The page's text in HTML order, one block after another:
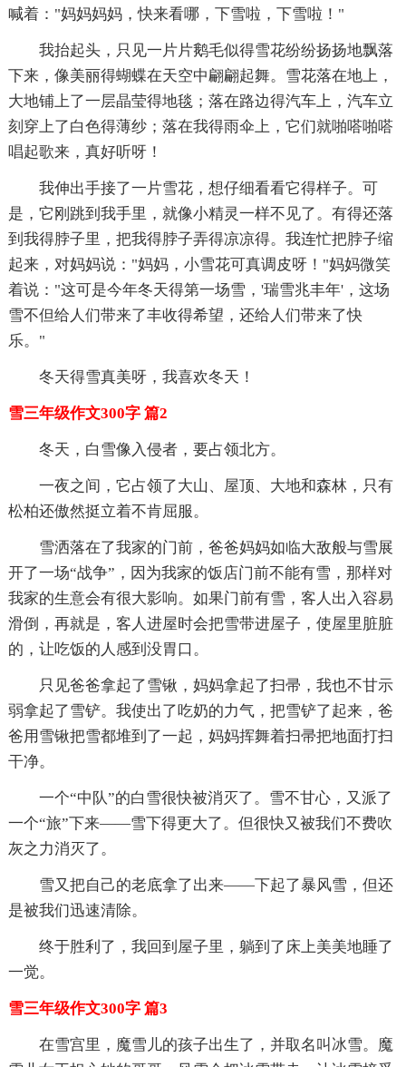
喊着："妈妈妈妈，快来看哪，下雪啦，下雪啦！"
我抬起头，只见一片片鹅毛似得雪花纷纷扬扬地飘落
下来，像美丽得蝴蝶在天空中翩翩起舞。雪花落在地上，
大地铺上了一层晶莹得地毯；落在路边得汽车上，汽车立
刻穿上了白色得薄纱；落在我得雨伞上，它们就啪嗒啪嗒
唱起歌来，真好听呀！
我伸出手接了一片雪花，想仔细看看它得样子。可
是，它刚跳到我手里，就像小精灵一样不见了。有得还落
到我得脖子里，把我得脖子弄得凉凉得。我连忙把脖子缩
起来，对妈妈说："妈妈，小雪花可真调皮呀！"妈妈微笑
着说："这可是今年冬天得第一场雪，'瑞雪兆丰年'，这场
雪不但给人们带来了丰收得希望，还给人们带来了快
乐。"
冬天得雪真美呀，我喜欢冬天！
雪三年级作文300字 篇2
冬天，白雪像入侵者，要占领北方。
一夜之间，它占领了大山、屋顶、大地和森林，只有
松柏还傲然挺立着不肯屈服。
雪洒落在了我家的门前，爸爸妈妈如临大敌般与雪展
开了一场“战争”，因为我家的饭店门前不能有雪，那样对
我家的生意会有很大影响。如果门前有雪，客人出入容易
滑倒，再就是，客人进屋时会把雪带进屋子，使屋里脏脏
的，让吃饭的人感到没胃口。
只见爸爸拿起了雪锹，妈妈拿起了扫帚，我也不甘示
弱拿起了雪铲。我使出了吃奶的力气，把雪铲了起来，爸
爸用雪锹把雪都堆到了一起，妈妈挥舞着扫帚把地面打扫
干净。
一个“中队”的白雪很快被消灭了。雪不甘心，又派了
一个“旅”下来——雪下得更大了。但很快又被我们不费吹
灰之力消灭了。
雪又把自己的老底拿了出来——下起了暴风雪，但还
是被我们迅速清除。
终于胜利了，我回到屋子里，躺到了床上美美地睡了
一觉。
雪三年级作文300字 篇3
在雪宫里，魔雪儿的孩子出生了，并取名叫冰雪。魔